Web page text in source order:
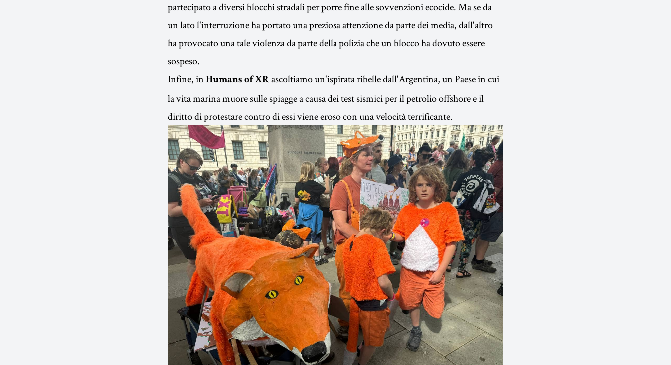
partecipato a diversi blocchi stradali per porre fine alle sovvenzioni ecocide. Ma se da
un lato l'interruzione ha portato una preziosa attenzione da parte dei media, dall'altro
ha provocato una tale violenza da parte della polizia che un blocco ha dovuto essere
sospeso.
Infine, in Humans of XR ascoltiamo un'ispirata ribelle dall'Argentina, un Paese in cui
la vita marina muore sulle spiagge a causa dei test sismici per il petrolio offshore e il
diritto di protestare contro di essi viene eroso con una velocità terrificante.